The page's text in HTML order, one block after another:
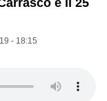
- 18:15